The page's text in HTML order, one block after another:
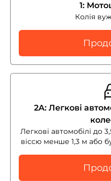
1:
Колія
2A: Легкові
Легкові автомобілі до
віссю менше 1,3 м або